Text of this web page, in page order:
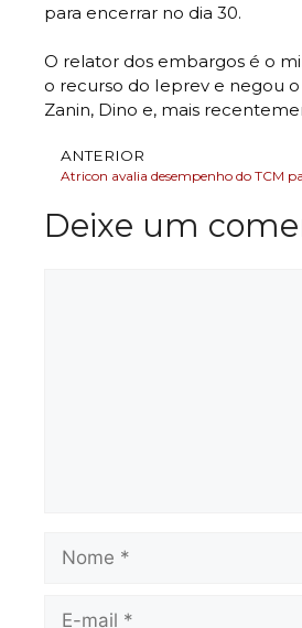
para encerrar no dia 30.
O relator dos embargos é o
o recurso do Ieprev e negou
Zanin, Dino e, mais
ANTERIOR
Deixe um